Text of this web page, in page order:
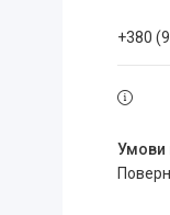
+380